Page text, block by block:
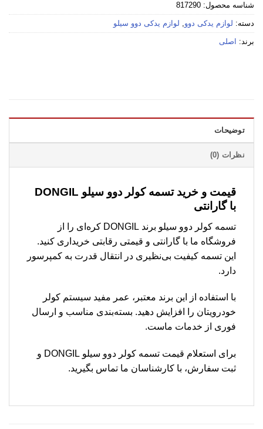
شناسه محصول: 817290
دسته: لوازم یدکی دوو, لوازم یدکی دوو سیلو
برند: اصلی
توضیحات
نظرات (0)
قیمت و خرید تسمه کولر دوو سیلو DONGIL
با گارانتی
تسمه کولر دوو سیلو برند DONGIL کره‌ای را از
فروشگاه ما با گارانتی و قیمتی رقابتی خریداری کنید.
این تسمه کیفیت بی‌نظیری در انتقال قدرت به کمپرسور
دارد.
با استفاده از این برند معتبر، عمر مفید سیستم کولر
خودرویتان را افزایش دهید. بسته‌بندی مناسب و ارسال
فوری از خدمات ماست.
برای استعلام قیمت تسمه کولر دوو سیلو DONGIL و
ثبت سفارش، با کارشناسان ما تماس بگیرید.